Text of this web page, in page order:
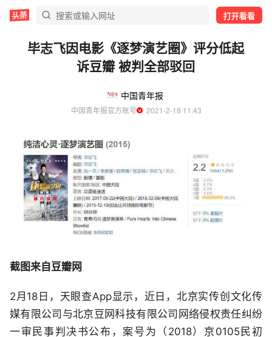
打开看看
毕志飞因电影《逐梦演艺圈》评分低起
诉豆瓣 被判全部驳回
中国青年报
中国青年报官方账号
  2021-2-18 11:43
截图来自豆瓣网
2月18日，天眼查App显示，近日，北京实传创文化传
媒有限公司与北京豆网科技有限公司网络侵权责任纠纷
一审民事判决书公布，案号为（2018）京0105民初